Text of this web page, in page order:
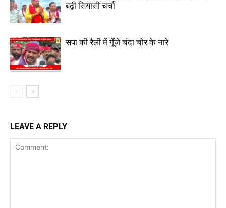
बढ़ी सियासी चर्चा
सपा की रैली में गूँजे चंदा चोर के नारे
LEAVE A REPLY